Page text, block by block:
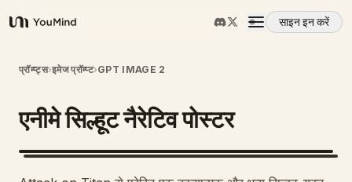
YouMind
साइन इन करें
अवलोकन
उपयोग के मामले
प्रॉम्प्ट्स›इमेज प्रॉम्प्ट›GPT IMAGE 2
एनीमे सिल्हूट नैरेटिव पोस्टर